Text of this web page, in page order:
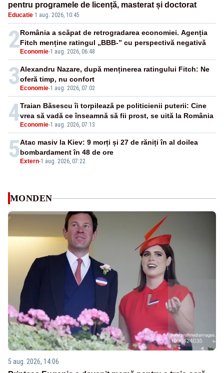
pentru programele de licență, masterat și doctorat
Educatie·1 aug. 2026, 10:45
2 Economie-1 aug. 2026, 06:48
România a scăpat de retrogradarea economiei. Agenția
Fitch menține ratingul „BBB-” cu perspectivă negativă
3 Economie-1 aug. 2026, 07:02
Alexandru Nazare, după menținerea ratingului Fitch: Ne
oferă timp, nu confort
4 Economie-1 aug. 2026, 07:13
Traian Băsescu îi torpilează pe politicienii puterii: Cine
vrea să vadă ce înseamnă să fii prost, se uită la România
5 Extern-1 aug. 2026, 07:22
Atac masiv la Kiev: 9 morți și 27 de răniți în al doilea
bombardament în 48 de ore
MONDEN
5 aug. 2026, 14:06